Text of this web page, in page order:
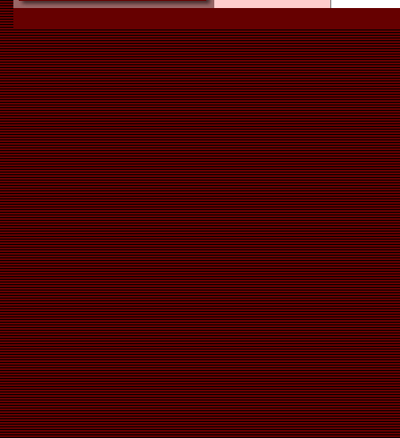
Ja, ich
bin damit
* Pflichtfelder